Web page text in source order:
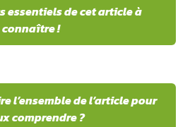
essentiels de cet article à
connaître !
l’ensemble de l’article pour
comprendre ?